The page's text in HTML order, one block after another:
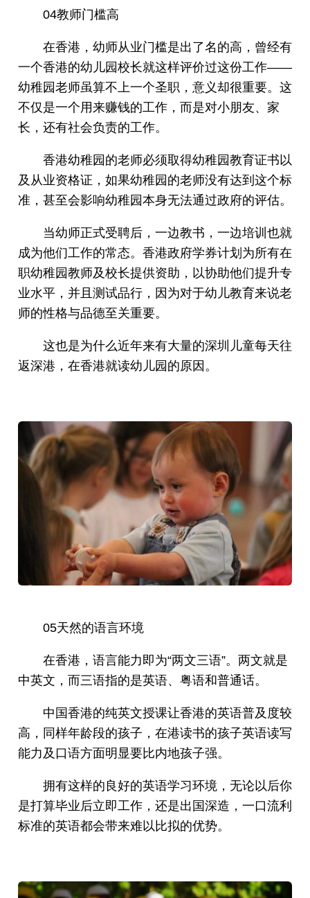
04教师门槛高
在香港，幼师从业门槛是出了名的高，曾经有
一个香港的幼儿园校长就这样评价过这份工作——
幼稚园老师虽算不上一个圣职，意义却很重要。这
不仅是一个用来赚钱的工作，而是对小朋友、家
长，还有社会负责的工作。
香港幼稚园的老师必须取得幼稚园教育证书以
及从业资格证，如果幼稚园的老师没有达到这个标
准，甚至会影响幼稚园本身无法通过政府的评估。
当幼师正式受聘后，一边教书，一边培训也就
成为他们工作的常态。香港政府学券计划为所有在
职幼稚园教师及校长提供资助，以协助他们提升专
业水平，并且测试品行，因为对于幼儿教育来说老
师的性格与品德至关重要。
这也是为什么近年来有大量的深圳儿童每天往
返深港，在香港就读幼儿园的原因。
05天然的语言环境
在香港，语言能力即为“两文三语”。两文就是
中英文，而三语指的是英语、粤语和普通话。
中国香港的纯英文授课让香港的英语普及度较
高，同样年龄段的孩子，在港读书的孩子英语读写
能力及口语方面明显要比内地孩子强。
拥有这样的良好的英语学习环境，无论以后你
是打算毕业后立即工作，还是出国深造，一口流利
标准的英语都会带来难以比拟的优势。